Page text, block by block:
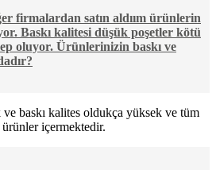
firmalardan satın aldıım ürünlerin
Baskı kalitesi düşük poşetler kötü
oluyor. Ürünlerinizin baskı ve
baskı kalites oldukça yüksek ve tüm
içermektedir.